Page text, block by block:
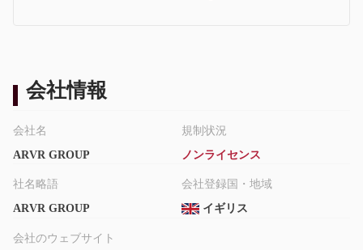
会社情報
会社名
ARVR GROUP
社名略語
ARVR GROUP
規制状況
ノンライセンス
会社登録国・地域
イギリス
会社のウェブサイト